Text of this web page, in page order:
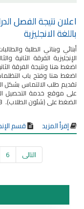
اعلان نتيجة الفصل
باللغة الانجليزية
أبنائي وبناتي الطلبة
الإنجليزية الفرقة الثانية
اضغط هنا ونتيجة الفرقة
اضغط هنا وفتح باب
الضغط على (شئون الطلاب). 3. اختي...
إقرأ المزيد قسم
6 التالى